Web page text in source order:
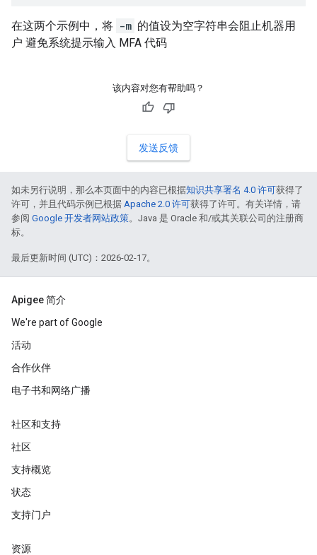
在这两个示例中，将 -m 的值设为空字符串会阻止机器用
户 避免系统提示输入 MFA 代码
该内容对您有帮助吗？
发送反馈
如未另行说明，那么本页面中的内容已根据知识共享署名 4.0 许可获得了
许可，并且代码示例已根据 Apache 2.0 许可获得了许可。有关详情，请
参阅 Google 开发者网站政策。Java 是 Oracle 和/或其关联公司的注册商
标。
最后更新时间 (UTC)：2026-02-17。
Apigee 简介
We're part of Google
活动
合作伙伴
电子书和网络广播
社区和支持
社区
支持概览
状态
支持门户
资源